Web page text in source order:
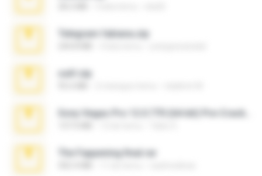
Telegram fabiana.zip
ouh!.zip
The Fappening final.rar